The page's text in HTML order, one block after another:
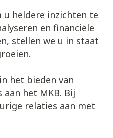
u heldere inzichten te
en financiële
stellen we u in staat
het bieden van
aan het MKB. Bij
relaties aan met